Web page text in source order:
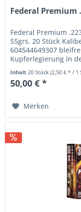
Federal Premium
Federal Premium
55grs. 20 Stück
604544649307
Kupferlegierung in
Inhalt20 Stück(2,50 € * / 1
50,00 € *
Merken